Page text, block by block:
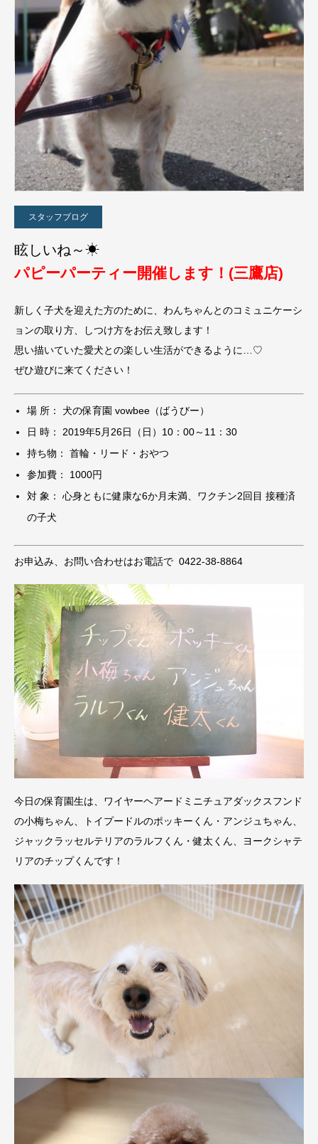
スタッフブログ
眩しいね～☀
パピーパーティー開催します！(三鷹店)
新しく子犬を迎えた方のために、わんちゃんとのコミュニケーシ
ョンの取り方、しつけ方をお伝え致します！
思い描いていた愛犬との楽しい生活ができるように…♡
ぜひ遊びに来てください！
場 所： 犬の保育園 vowbee（ばうびー）
日 時： 2019年5月26日（日）10：00～11：30
持ち物： 首輪・リード・おやつ
参加費： 1000円
対 象： 心身ともに健康な6か月未満、ワクチン2回目 接種済
の子犬
お申込み、お問い合わせはお電話で 0422-38-8864
今日の保育園生は、ワイヤーヘアードミニチュアダックスフンド
の小梅ちゃん、トイプードルのポッキーくん・アンジュちゃん、
ジャックラッセルテリアのラルフくん・健太くん、ヨークシャテ
リアのチップくんです！